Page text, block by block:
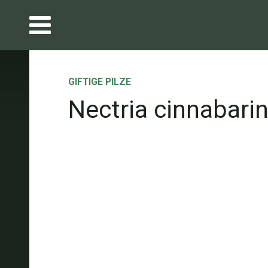
GIFTIGE PILZE
Nectria